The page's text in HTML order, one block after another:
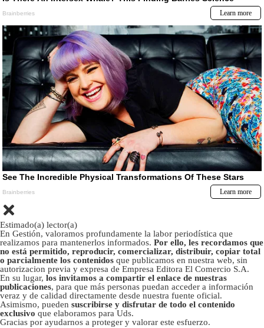
Estimado(a) lector(a)
En Gestión, valoramos profundamente la labor periodística que
realizamos para mantenerlos informados. Por ello, les recordamos que
no está permitido, reproducir, comercializar, distribuir, copiar total
o parcialmente los contenidos que publicamos en nuestra web, sin
autorizacion previa y expresa de Empresa Editora El Comercio S.A.
En su lugar, los invitamos a compartir el enlace de nuestras
publicaciones, para que más personas puedan acceder a información
veraz y de calidad directamente desde nuestra fuente oficial.
Asimismo, pueden suscribirse y disfrutar de todo el contenido
exclusivo que elaboramos para Uds.
Gracias por ayudarnos a proteger y valorar este esfuerzo.